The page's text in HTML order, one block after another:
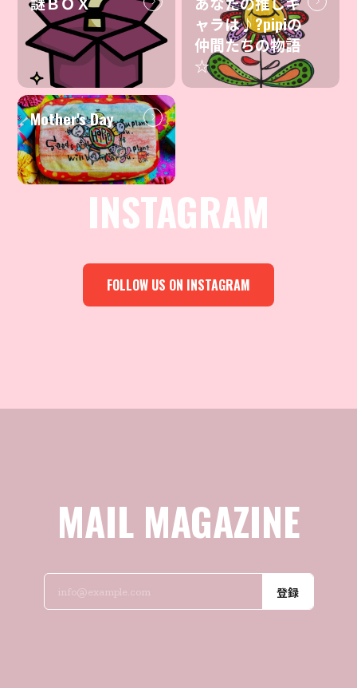
ャラは♪?pipiの
仲間たちの物語
☆
Mother's Day
INSTAGRAM
FOLLOW US ON INSTAGRAM
MAIL MAGAZINE
登録